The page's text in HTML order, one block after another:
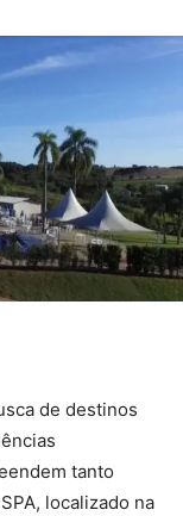
de destinos
tanto
localizado na